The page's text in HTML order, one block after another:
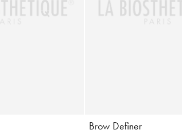
Brow Definer